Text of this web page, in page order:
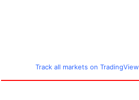
Track all markets on TradingView